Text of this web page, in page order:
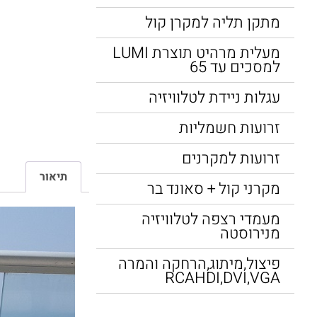
מתקן תליה למקרן קול
מעלית מרהיט תוצרת LUMI
למסכים עד 65
עגלות ניידת לטלוויזיה
זרועות חשמליות
זרועות למקרנים
מקרני קול + סאונד בר
מעמדי רצפה לטלוויזיה
מנירוסטה
פיצול,מיתוג,הרחקה והמרה
RCAHDI,DVI,VGA
תיאור